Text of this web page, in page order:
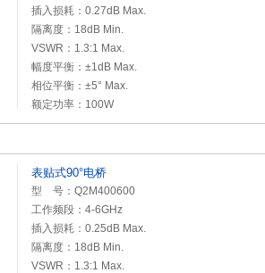
插入损耗：0.27dB Max.
隔离度：18dB Min.
VSWR：1.3:1 Max.
幅度平衡：±1dB Max.
相位平衡：±5° Max.
额定功率：100W
表贴式90°电桥
型 号：Q2M400600
工作频段：4-6GHz
插入损耗：0.25dB Max.
隔离度：18dB Min.
VSWR：1.3:1 Max.